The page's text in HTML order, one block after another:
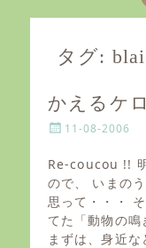
タグ:
かえるケ
P
s
e
d
o
n
11-08-2006
Re-coucou !!
ので、 いまの
思って・・・
てた「動物の
まずは、身近な